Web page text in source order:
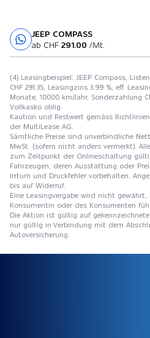
JEEP COMPASS
ab CHF 291.00 /Mt.
(4) Leasingbeispiel: JEEP Compass,
CHF 291.35, Leasingzins 3.99 %, eff.
Monate, 10000 km/Jahr, Sonderzahlung
Vollkasko oblig.
Kaution und Restwert gemäss
der MultiLease AG.
Sämtliche Preise sind unverbindliche
MwSt. (sofern nicht anders vermerkt).
zum Zeitpunkt der Onlineschaltung
Fahrzeugen, deren Ausstattung oder
Irrtum und Druckfehler vorbehalten.
bis auf Widerruf.
Eine Leasingvergabe wird nicht
Konsumentin oder des Konsumenten
Die Aktion ist gültig auf gekennzeichnete
nur gültig in Verbindung mit dem
Autoversicherung.